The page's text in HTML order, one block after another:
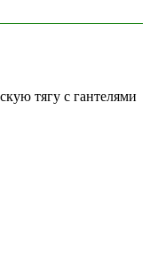
тягу с гантелями